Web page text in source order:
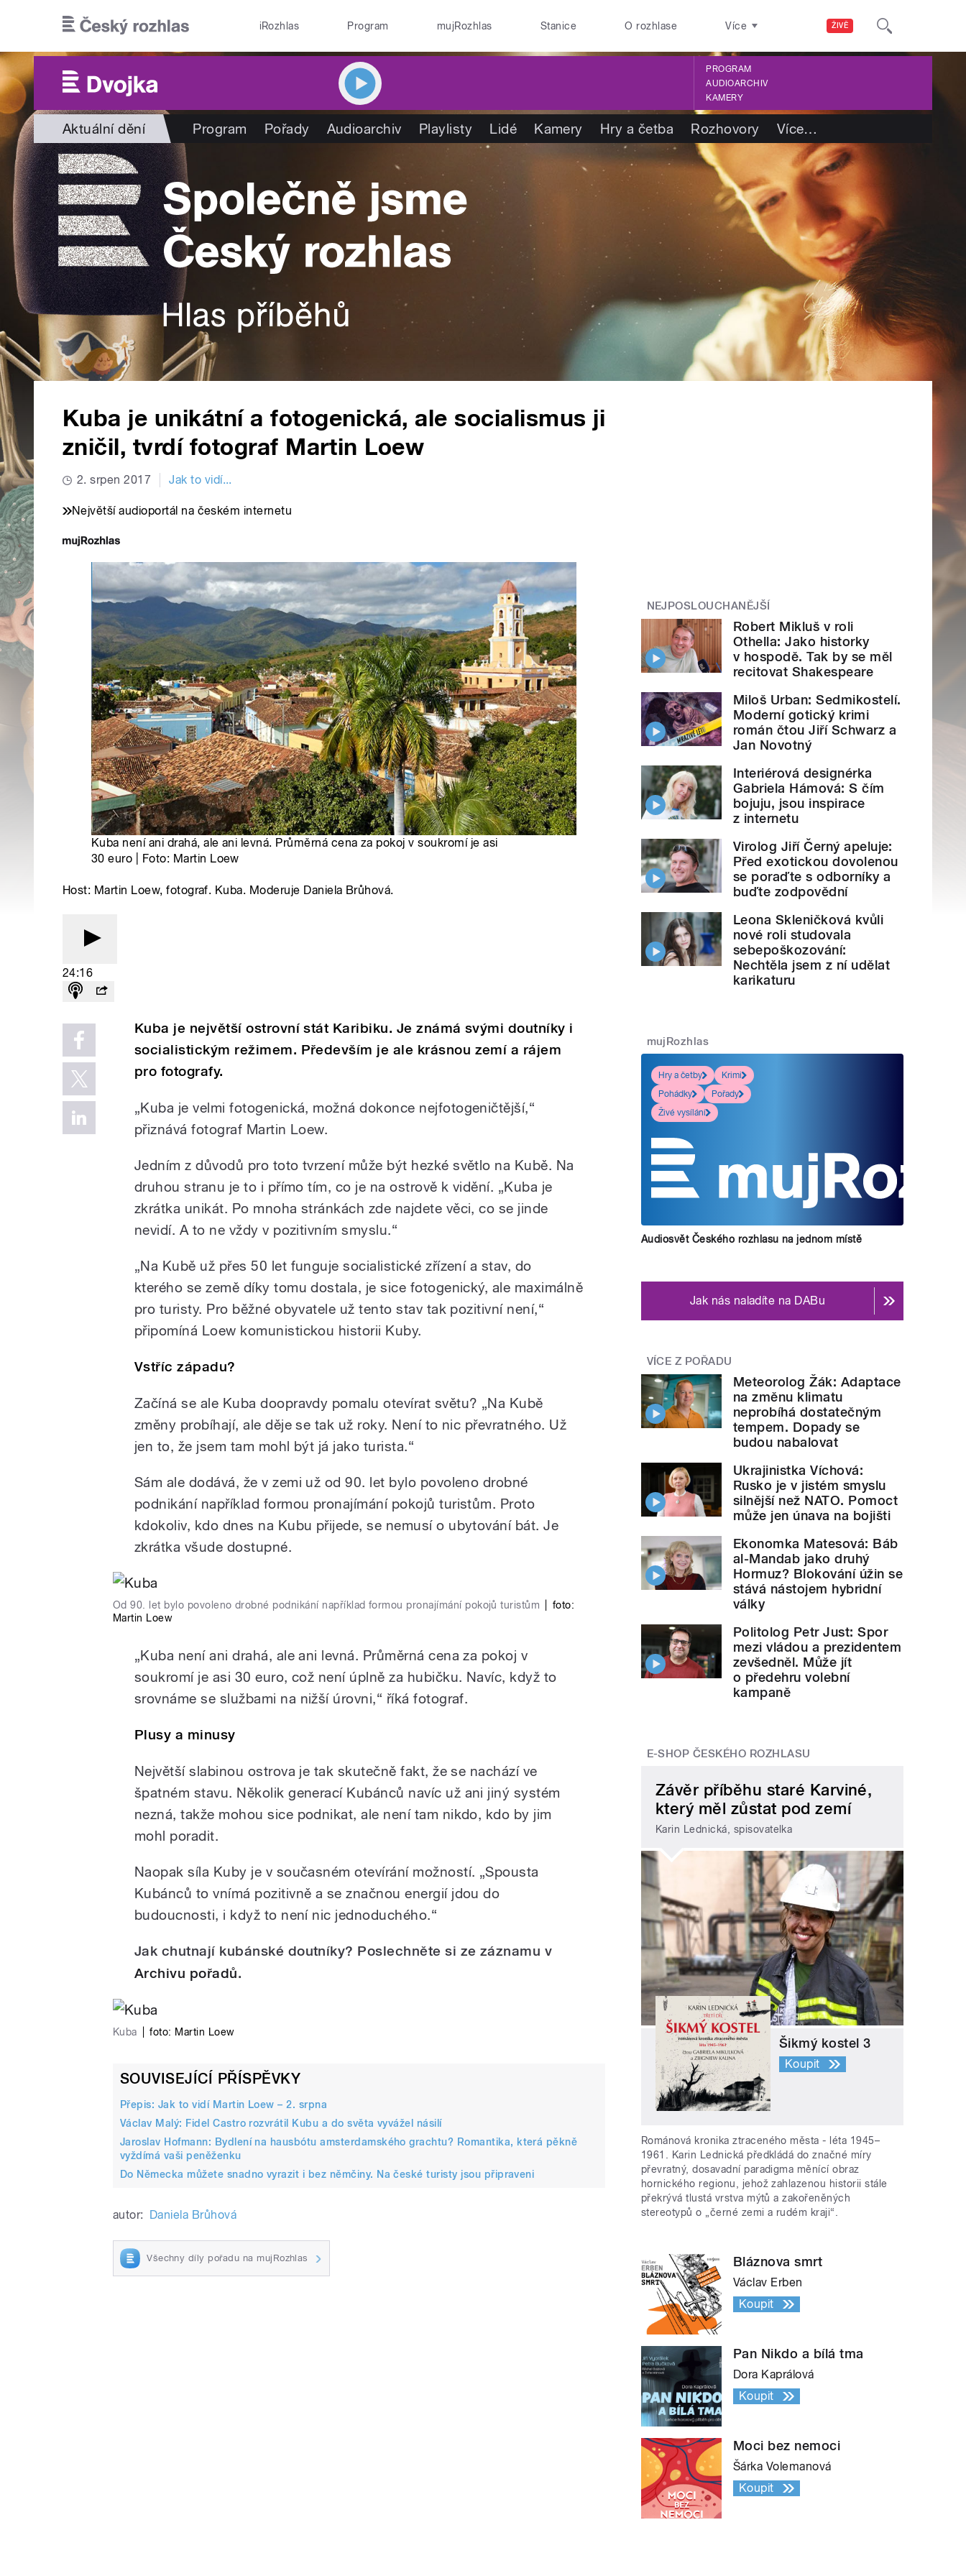
ŽIVĚ
iRozhlas Program mujRozhlas Stanice O rozhlase Více
PROGRAM
AUDIOARCHIV
KAMERY
Aktuální dění Program Pořady Audioarchiv Playlisty Lidé Kamery Hry a četba Rozhovory Více…
Kuba je unikátní a fotogenická, ale socialismus ji
zničil, tvrdí fotograf Martin Loew
2. srpen 2017 Jak to vidí...
Největší audioportál na českém internetu
Kuba není ani drahá, ale ani levná. Průměrná cena za pokoj v soukromí je asi
30 euro | Foto: Martin Loew
Host: Martin Loew, fotograf. Kuba. Moderuje Daniela Brůhová.
24:16
Kuba je největší ostrovní stát Karibiku. Je známá svými doutníky i
socialistickým režimem. Především je ale krásnou zemí a rájem
pro fotografy.
„Kuba je velmi fotogenická, možná dokonce nejfotogeničtější,“
přiznává fotograf Martin Loew.
Jedním z důvodů pro toto tvrzení může být hezké světlo na Kubě. Na
druhou stranu je to i přímo tím, co je na ostrově k vidění. „Kuba je
zkrátka unikát. Po mnoha stránkách zde najdete věci, co se jinde
nevidí. A to ne vždy v pozitivním smyslu.“
„Na Kubě už přes 50 let funguje socialistické zřízení a stav, do
kterého se země díky tomu dostala, je sice fotogenický, ale maximálně
pro turisty. Pro běžné obyvatele už tento stav tak pozitivní není,“
připomíná Loew komunistickou historii Kuby.
Vstříc západu?
Začíná se ale Kuba doopravdy pomalu otevírat světu? „Na Kubě
změny probíhají, ale děje se tak už roky. Není to nic převratného. Už
jen to, že jsem tam mohl být já jako turista.“
Sám ale dodává, že v zemi už od 90. let bylo povoleno drobné
podnikání například formou pronajímání pokojů turistům. Proto
kdokoliv, kdo dnes na Kubu přijede, se nemusí o ubytování bát. Je
zkrátka všude dostupné.
Od 90. let bylo povoleno drobné podnikání například formou pronajímání pokojů turistům
foto:
Martin Loew
„Kuba není ani drahá, ale ani levná. Průměrná cena za pokoj v
soukromí je asi 30 euro, což není úplně za hubičku. Navíc, když to
srovnáme se službami na nižší úrovni,“ říká fotograf.
Plusy a minusy
Největší slabinou ostrova je tak skutečně fakt, že se nachází ve
špatném stavu. Několik generací Kubánců navíc už ani jiný systém
nezná, takže mohou sice podnikat, ale není tam nikdo, kdo by jim
mohl poradit.
Naopak síla Kuby je v současném otevírání možností. „Spousta
Kubánců to vnímá pozitivně a se značnou energií jdou do
budoucnosti, i když to není nic jednoduchého.“
Jak chutnají kubánské doutníky? Poslechněte si ze záznamu v
Archivu pořadů.
Kuba foto: Martin Loew
SOUVISEJÍCÍ PŘÍSPĚVKY
Přepis: Jak to vidí Martin Loew – 2. srpna
Václav Malý: Fidel Castro rozvrátil Kubu a do světa vyvážel násilí
Jaroslav Hofmann: Bydlení na hausbótu amsterdamského grachtu? Romantika, která pěkně
vyždímá vaši peněženku
Do Německa můžete snadno vyrazit i bez němčiny. Na české turisty jsou připraveni
autor: Daniela Brůhová
Všechny díly pořadu na mujRozhlas
NEJPOSLOUCHANĚJŠÍ
Robert Mikluš v roli
Othella: Jako historky
v hospodě. Tak by se měl
recitovat Shakespeare
Miloš Urban: Sedmikostelí.
Moderní gotický krimi
román čtou Jiří Schwarz a
Jan Novotný
Interiérová designérka
Gabriela Hámová: S čím
bojuju, jsou inspirace
z internetu
Virolog Jiří Černý apeluje:
Před exotickou dovolenou
se poraďte s odborníky a
buďte zodpovědní
Leona Skleničková kvůli
nové roli studovala
sebepoškozování:
Nechtěla jsem z ní udělat
karikaturu
mujRozhlas
Hry a četby
Krimi
Pohádky
Pořady
Živé vysílání
Audiosvět Českého rozhlasu na jednom místě
Jak nás naladíte na DABu
VÍCE Z POŘADU
Meteorolog Žák: Adaptace
na změnu klimatu
neprobíhá dostatečným
tempem. Dopady se
budou nabalovat
Ukrajinistka Víchová:
Rusko je v jistém smyslu
silnější než NATO. Pomoct
může jen únava na bojišti
Ekonomka Matesová: Báb
al-Mandab jako druhý
Hormuz? Blokování úžin se
stává nástojem hybridní
války
Politolog Petr Just: Spor
mezi vládou a prezidentem
zevšedněl. Může jít
o předehru volební
kampaně
E-SHOP ČESKÉHO ROZHLASU
Závěr příběhu staré Karviné,
který měl zůstat pod zemí
Karin Lednická, spisovatelka
Šikmý kostel 3
Koupit
Románová kronika ztraceného města - léta 1945–
1961. Karin Lednická předkládá do značné míry
převratný, dosavadní paradigma měnící obraz
hornického regionu, jehož zahlazenou historii stále
překrývá tlustá vrstva mýtů a zakořeněných
stereotypů o „černé zemi a rudém kraji“.
Bláznova smrt
Václav Erben
Koupit
Pan Nikdo a bílá tma
Dora Kaprálová
Koupit
Moci bez nemoci
Šárka Volemanová
Koupit